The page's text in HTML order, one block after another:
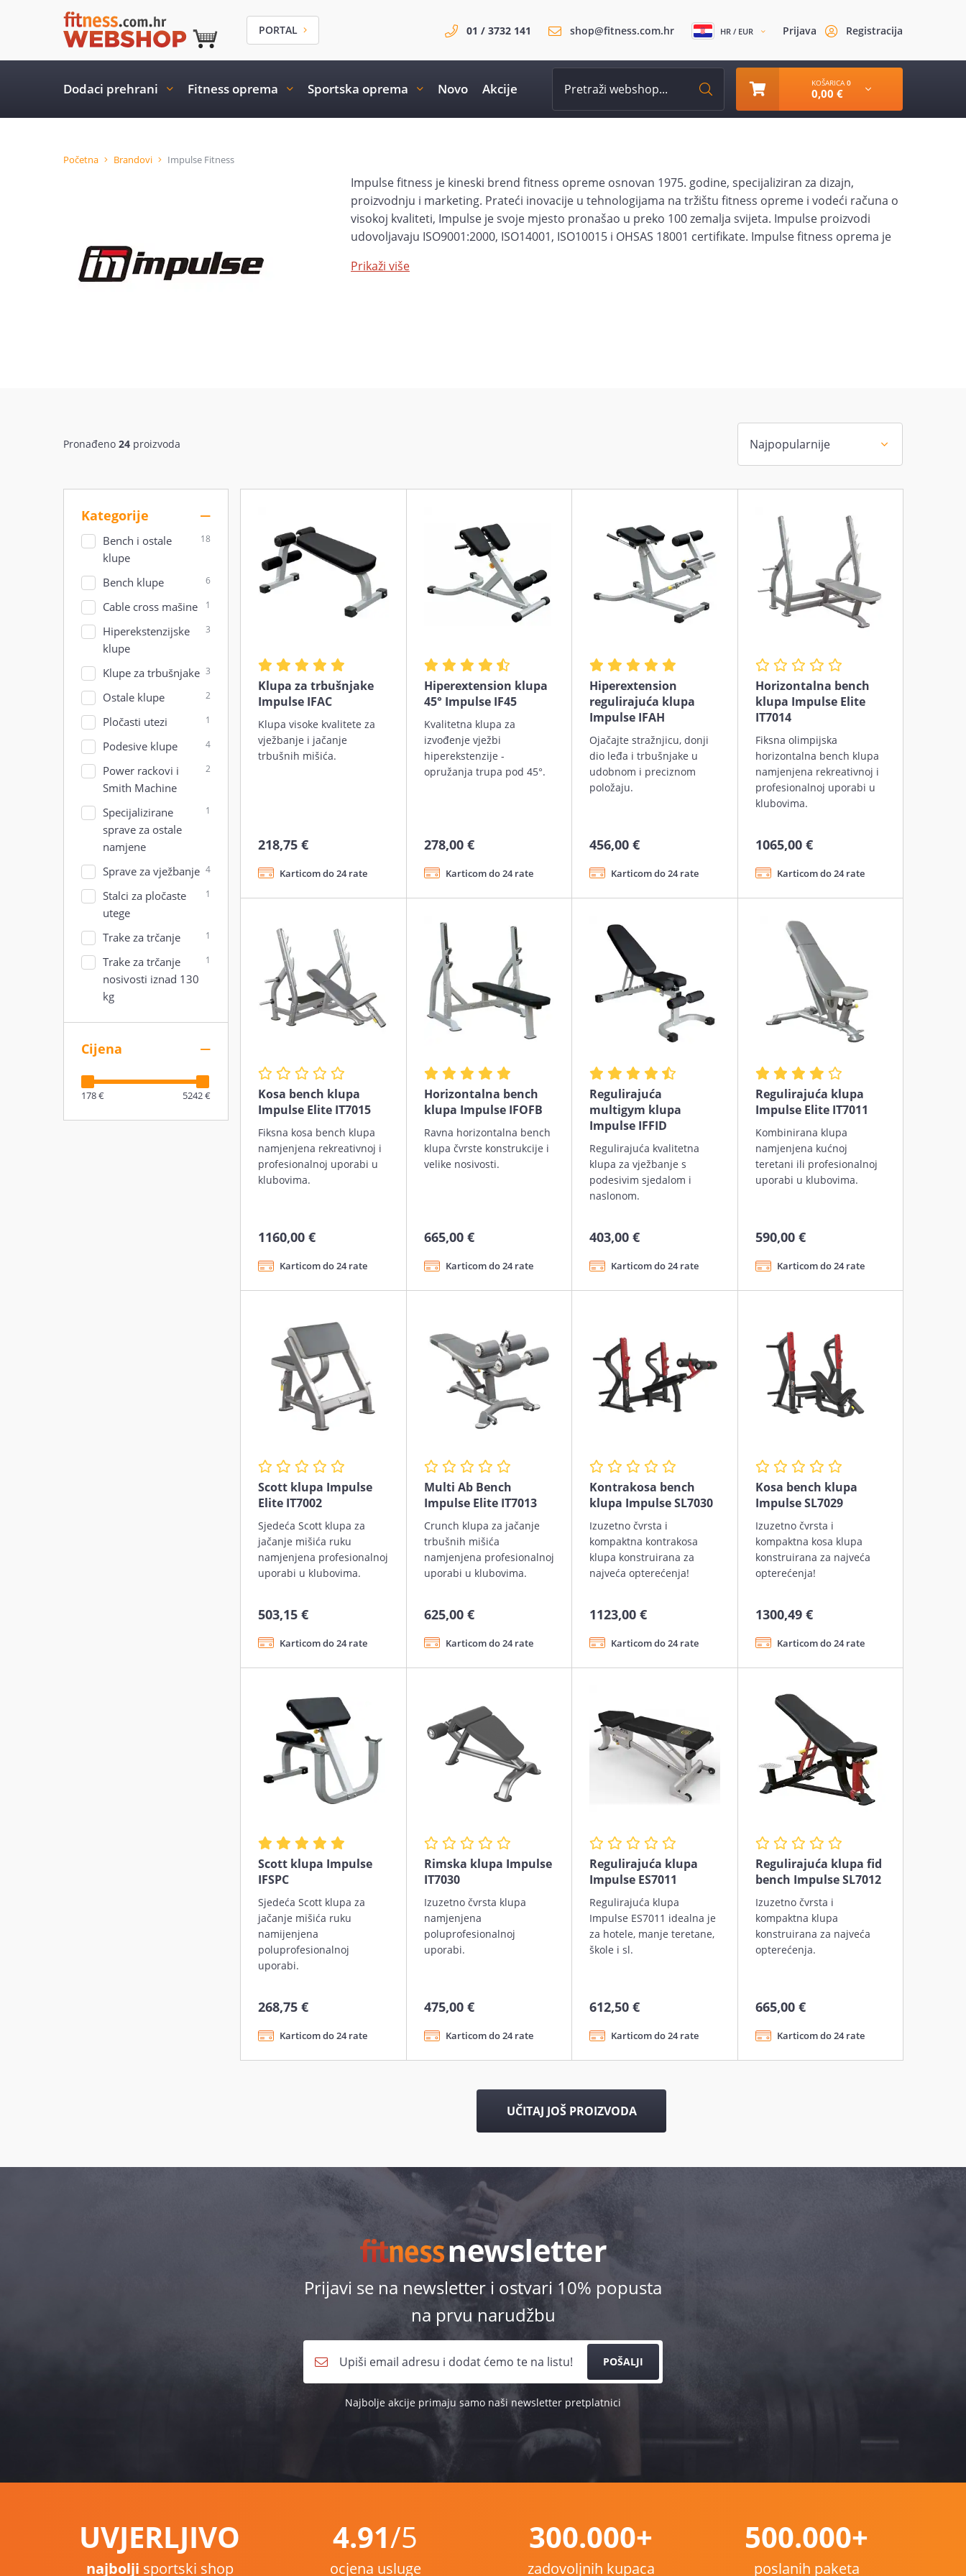
PORTAL 01 / 3732 141 shop@fitness.com.hr HR / EUR Prijava Registracija
Dodaci prehrani Fitness oprema Sportska oprema Novo Akcije KOŠARICA 0
0,00 €
Početna Brandovi Impulse Fitness
Impulse fitness je kineski brend fitness opreme osnovan 1975. godine, specijaliziran za dizajn,
proizvodnju i marketing. Prateći inovacije u tehnologijama na tržištu fitness opreme i vodeći računa o
visokoj kvaliteti, Impulse je svoje mjesto pronašao u preko 100 zemalja svijeta. Impulse proizvodi
udovoljavaju ISO9001:2000, ISO14001, ISO10015 i OHSAS 18001 certifikate. Impulse fitness oprema je
Impulse opremu i za vlastiti dom.
Prikaži više
Pronađeno 24 proizvoda
Kategorije
Bench i ostale
klupe
18
Bench klupe 6
Cable cross mašine 1
Hiperekstenzijske
klupe
3
Klupe za trbušnjake 3
Ostale klupe 2
Pločasti utezi 1
Podesive klupe 4
Power rackovi i
Smith Machine
2
Specijalizirane
sprave za ostale
namjene
1
Sprave za vježbanje 4
Stalci za pločaste
utege
1
Trake za trčanje 1
Trake za trčanje
nosivosti iznad 130
kg
1
Cijena
178 € 5242 €
Klupa za trbušnjake
Impulse IFAC
Klupa visoke kvalitete za
vježbanje i jačanje
trbušnih mišića.
218,75 €
Karticom do 24 rate
Hiperextension klupa
45° Impulse IF45
Kvalitetna klupa za
izvođenje vježbi
hiperekstenzije -
opružanja trupa pod 45°.
278,00 €
Karticom do 24 rate
Hiperextension
regulirajuća klupa
Impulse IFAH
Ojačajte stražnjicu, donji
dio leđa i trbušnjake u
udobnom i preciznom
položaju.
456,00 €
Karticom do 24 rate
Horizontalna bench
klupa Impulse Elite
IT7014
Fiksna olimpijska
horizontalna bench klupa
namjenjena rekreativnoj i
profesionalnoj uporabi u
klubovima.
1065,00 €
Karticom do 24 rate
Kosa bench klupa
Impulse Elite IT7015
Fiksna kosa bench klupa
namjenjena rekreativnoj i
profesionalnoj uporabi u
klubovima.
1160,00 €
Karticom do 24 rate
Horizontalna bench
klupa Impulse IFOFB
Ravna horizontalna bench
klupa čvrste konstrukcije i
velike nosivosti.
665,00 €
Karticom do 24 rate
Regulirajuća
multigym klupa
Impulse IFFID
Regulirajuća kvalitetna
klupa za vježbanje s
podesivim sjedalom i
naslonom.
403,00 €
Karticom do 24 rate
Regulirajuća klupa
Impulse Elite IT7011
Kombinirana klupa
namjenjena kućnoj
teretani ili profesionalnoj
uporabi u klubovima.
590,00 €
Karticom do 24 rate
Scott klupa Impulse
Elite IT7002
Sjedeća Scott klupa za
jačanje mišića ruku
namjenjena profesionalnoj
uporabi u klubovima.
503,15 €
Karticom do 24 rate
Multi Ab Bench
Impulse Elite IT7013
Crunch klupa za jačanje
trbušnih mišića
namjenjena profesionalnoj
uporabi u klubovima.
625,00 €
Karticom do 24 rate
Kontrakosa bench
klupa Impulse SL7030
Izuzetno čvrsta i
kompaktna kontrakosa
klupa konstruirana za
najveća opterećenja!
1123,00 €
Karticom do 24 rate
Kosa bench klupa
Impulse SL7029
Izuzetno čvrsta i
kompaktna kosa klupa
konstruirana za najveća
opterećenja!
1300,49 €
Karticom do 24 rate
Scott klupa Impulse
IFSPC
Sjedeća Scott klupa za
jačanje mišića ruku
namijenjena
poluprofesionalnoj
uporabi.
268,75 €
Karticom do 24 rate
Rimska klupa Impulse
IT7030
Izuzetno čvrsta klupa
namjenjena
poluprofesionalnoj
uporabi.
475,00 €
Karticom do 24 rate
Regulirajuća klupa
Impulse ES7011
Regulirajuća klupa
Impulse ES7011 idealna je
za hotele, manje teretane,
škole i sl.
612,50 €
Karticom do 24 rate
Regulirajuća klupa fid
bench Impulse SL7012
Izuzetno čvrsta i
kompaktna klupa
konstruirana za najveća
opterećenja.
665,00 €
Karticom do 24 rate
UČITAJ JOŠ PROIZVODA
Prijavi se na newsletter i ostvari 10% popusta
na prvu narudžbu
POŠALJI
Najbolje akcije primaju samo naši newsletter pretplatnici
UVJERLJIVO
najbolji sportski shop
4.91/5
ocjena usluge
300.000+
zadovoljnih kupaca
500.000+
poslanih paketa